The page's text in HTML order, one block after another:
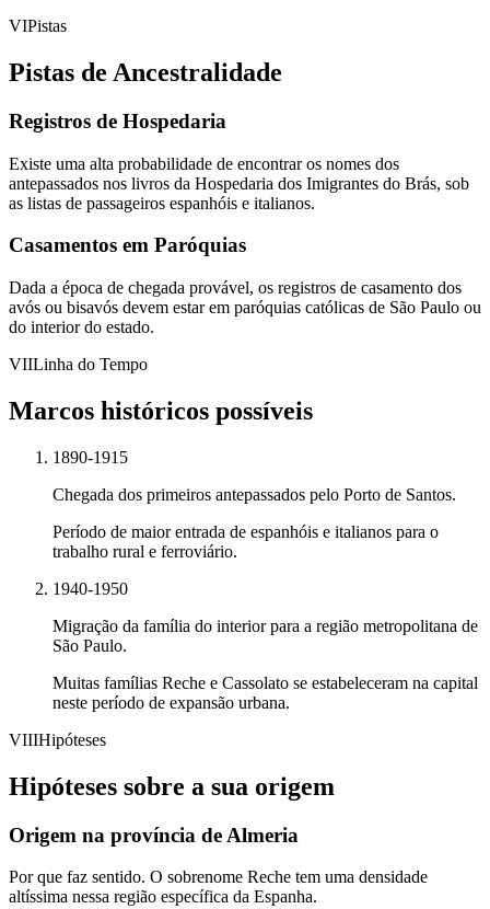
VIPistas
Pistas de Ancestralidade
Registros de Hospedaria
Existe uma alta probabilidade de encontrar os nomes dos
antepassados nos livros da Hospedaria dos Imigrantes do Brás, sob
as listas de passageiros espanhóis e italianos.
Casamentos em Paróquias
Dada a época de chegada provável, os registros de casamento dos
avós ou bisavós devem estar em paróquias católicas de São Paulo ou
do interior do estado.
VIILinha do Tempo
Marcos históricos possíveis
1890-1915
Chegada dos primeiros antepassados pelo Porto de Santos.
Período de maior entrada de espanhóis e italianos para o
trabalho rural e ferroviário.
1940-1950
Migração da família do interior para a região metropolitana de
São Paulo.
Muitas famílias Reche e Cassolato se estabeleceram na capital
neste período de expansão urbana.
VIIIHipóteses
Hipóteses sobre a sua origem
Origem na província de Almeria
Por que faz sentido. O sobrenome Reche tem uma densidade
altíssima nessa região específica da Espanha.